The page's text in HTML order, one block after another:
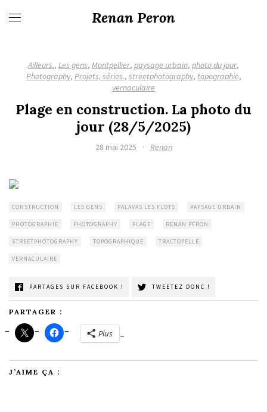
Renan Peron
Ailleurs., Les gens, Montpellier, paysage urbain, photo du jour,
Photography, Projets, séries., streetphotography, topographie,
vernaculaire
Plage en construction. La photo du
jour (28/5/2025)
28 mai 2025 · Renan
CONSTRUCTION LES GENS PALAVAS LES FLOTS PAYSAGE URBAIN
PHOTOGRAPHIE PHOTOGRAPHY PLAGE RENAN PÉRON
STREETPHOTOGRAPHY TOPOGRAPHIQUE TRACTOPELLE
VERNACULAIRE
PARTAGES SUR FACEBOOK ! TWEETEZ DONC !
PARTAGER :
Plus
J’AIME ÇA :